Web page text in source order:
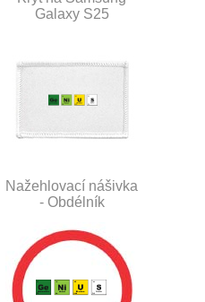
Galaxy S25
Nažehlovací nášivka
- Obdélník